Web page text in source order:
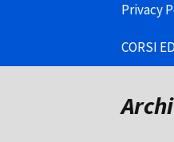
contenuto
Privacy
CORSI
Ritrovarsi